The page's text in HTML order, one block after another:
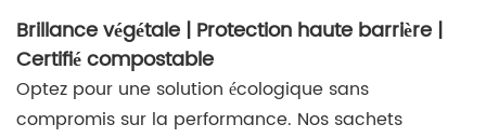
Brillance végétale | Protection haute barrière |
Certifié compostable
Optez pour une solution écologique sans
compromis sur la performance. Nos sachets